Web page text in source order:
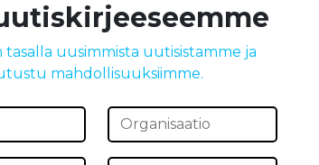
tasalla uusimmista uutisistamme ja
mahdollisuuksiimme.